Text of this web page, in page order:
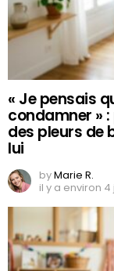
« Je pensais
condamner »
des pleurs de
lui
byMarie R.
il y a environ 4